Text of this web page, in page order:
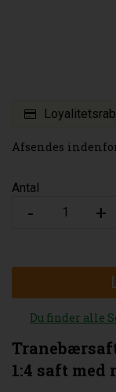
Afsendes
Antal
Du finder alle
1:4 saft med